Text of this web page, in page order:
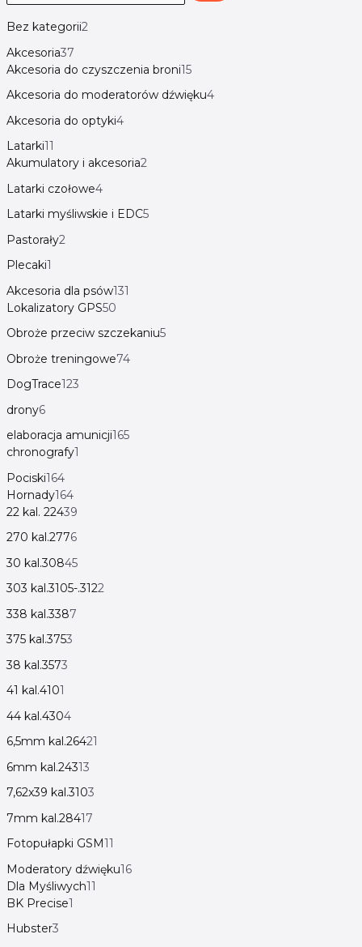
Bez kategorii2
Akcesoria37
Akcesoria do czyszczenia broni15
Akcesoria do moderatorów dźwięku4
Akcesoria do optyki4
Latarki11
Akumulatory i akcesoria2
Latarki czołowe4
Latarki myśliwskie i EDC5
Pastorały2
Plecaki1
Akcesoria dla psów131
Lokalizatory GPS50
Obroże przeciw szczekaniu5
Obroże treningowe74
DogTrace123
drony6
elaboracja amunicji165
chronografy1
Pociski164
Hornady164
22 kal. 22439
270 kal.2776
30 kal.30845
303 kal.3105-.3122
338 kal.3387
375 kal.3753
38 kal.3573
41 kal.4101
44 kal.4304
6,5mm kal.26421
6mm kal.24313
7,62x39 kal.3103
7mm kal.28417
Fotopułapki GSM11
Moderatory dźwięku16
Dla Myśliwych11
BK Precise1
Hubster3